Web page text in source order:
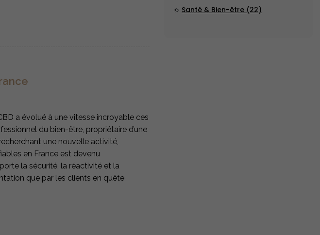
a évolué à une vitesse incroyable ces
du bien-être, propriétaire d’une
une nouvelle activité,
en France est devenu
la sécurité, la réactivité et la
que par les clients en quête
Santé & Bien-être (22)